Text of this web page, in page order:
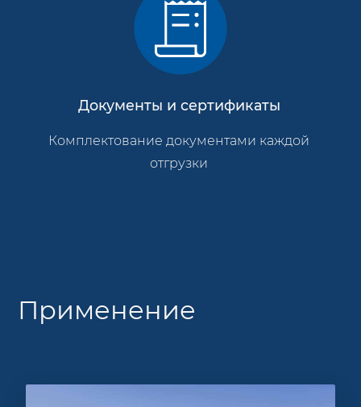
Документы и сертификаты
Комплектование документами каждой
отгрузки
Применение